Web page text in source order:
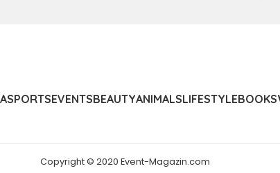
SPORTSEVENTSBEAUTYANIMALSLIFESTYLEBOOKS
Copyright © 2020 Event-Magazin.com